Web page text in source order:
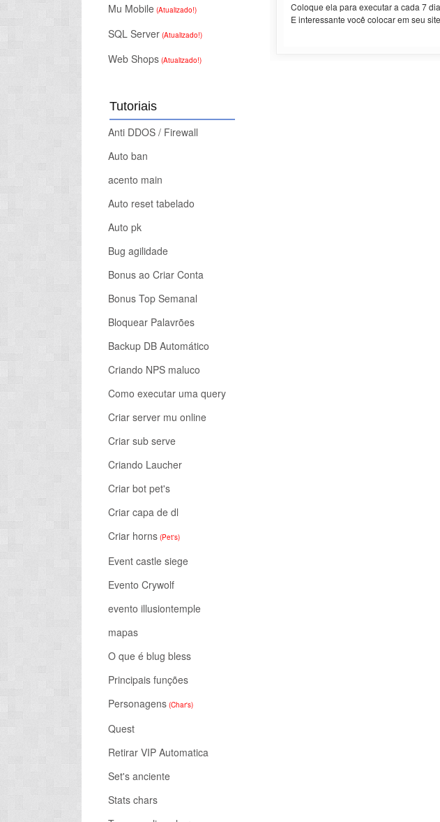
Mu Mobile (Atualizado!)
SQL Server (Atualizado!)
Web Shops (Atualizado!)
Tutoriais
Anti DDOS / Firewall
Auto ban
acento main
Auto reset tabelado
Auto pk
Bug agilidade
Bonus ao Criar Conta
Bonus Top Semanal
Bloquear Palavrões
Backup DB Automático
Criando NPS maluco
Como executar uma query
Criar server mu online
Criar sub serve
Criando Laucher
Criar bot pet's
Criar capa de dl
Criar horns (Pet's)
Event castle siege
Evento Crywolf
evento illusiontemple
mapas
O que é blug bless
Principais funções
Personagens (Char's)
Quest
Retirar VIP Automatica
Set's anciente
Stats chars
Coloque ela para executar a cada 7
E interessante você colocar em seu